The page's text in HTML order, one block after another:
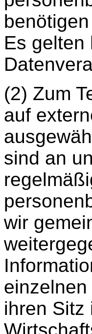
Es gelten
(2) Zum
auf
sind an
wir
ihren Sitz